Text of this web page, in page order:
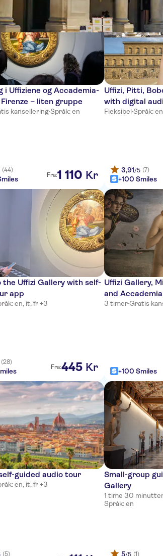
i Uffiziene og Accademia-
– liten gruppe
kansellering·Språk: en
(44)
Fra:1 110 Kr
Uffizi, Pitti,
with digital
Fleksibel·Språk:
3,91/5 (7)
+100 Smiles
the Uffizi Gallery with self-
app
en, it, fr +3
(28)
Fra:445 Kr
Uffizi Gallery,
and
3 timer·Gratis
+100 Smiles
guided audio tour
en, it, fr +3
(5)
Small-group
Gallery
1 time 30
Språk: en
5/5 (1)